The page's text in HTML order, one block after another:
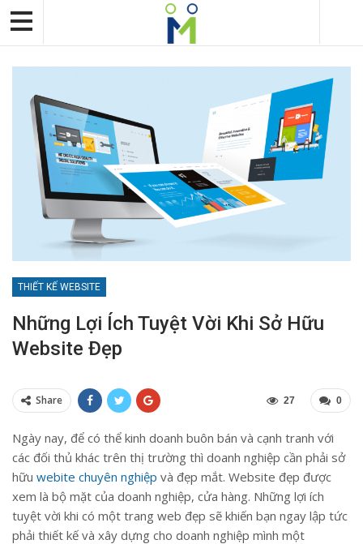
THIẾT KẾ WEBSITE
Những Lợi Ích Tuyệt Vời Khi Sở Hữu
Website Đẹp
Share 0
27
Ngày nay, để có thể kinh doanh buôn bán và cạnh tranh với
các đối thủ khác trên thị trường thì doanh nghiệp cần phải sở
hữu webite chuyên nghiệp và đẹp mắt. Website đẹp được
xem là bộ mặt của doanh nghiệp, cửa hàng. Những lợi ích
tuyệt vời khi có một trang web đẹp sẽ khiến bạn ngay lập tức
phải thiết kế và xây dựng cho doanh nghiệp mình một